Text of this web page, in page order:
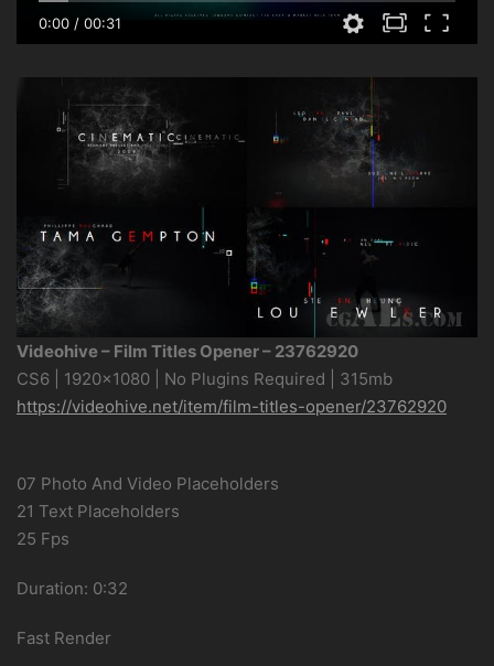
0:00 / 00:31
Videohive – Film Titles Opener – 23762920
CS6 | 1920×1080 | No Plugins Required | 315mb
https://videohive.net/item/film-titles-opener/23762920
07 Photo And Video Placeholders
21 Text Placeholders
25 Fps
Duration: 0:32
Fast Render